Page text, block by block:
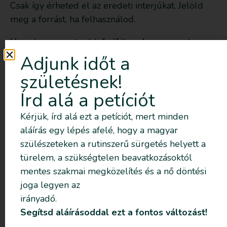
Csak így érheted el az eredeti interjúkat. Jelöld
meg a forrást, ha felhasználod.
Here is our contact info if it makes sense to
include it:
Itt vannak az elérhetőségek, amiket jelölj meg:
Website:https://www.intentionalbirth.co/
Instagram
Dr. Somkövi Ágnes – Kell egy elfogadás
abban, hogy nem tudjuk mikor születik meg
a baba
Szülésindítás és anyamagzat
kapcsolatanalízis – Mit élhet meg a baba egy
beavatkozással induló szülés során?
Beszélgetés Dr. Somkövi Ágnes anya-magzat
kapcsolatanalitikus, homeopata orvossal
Adjunk időt a
születésnek!
Írd alá a petíciót
Kérjük, írd alá ezt a petíciót, mert minden
aláírás egy lépés afelé, hogy a magyar
szülészeteken a rutinszerű sürgetés helyett a
türelem, a szükségtelen beavatkozásoktól
mentes szakmai megközelítés és a nő döntési
joga legyen az
irányadó.
Segítsd aláírásoddal ezt a fontos változást!